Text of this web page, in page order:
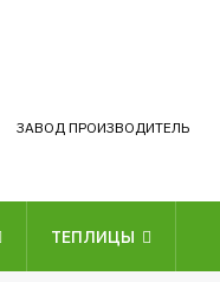
ЗАВОД ПРОИЗВОДИТЕЛЬ
ТЕПЛИЦЫ